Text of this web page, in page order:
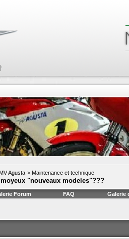
MV Agusta > Maintenance et technique
"nouveaux modeles"???
Forum FAQ Galerie